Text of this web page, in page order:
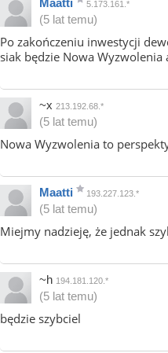
Maatti 5.173.161.*
(5 lat temu)
Po zakończeniu inwestycji
siak będzie Nowa Wyzwolenia
~x 213.192.68.*
(5 lat temu)
Nowa Wyzwolenia to
Maatti 193.227.123.*
(5 lat temu)
Miejmy nadzieję, że jednak
~h 194.181.120.*
(5 lat temu)
będzie szybciel